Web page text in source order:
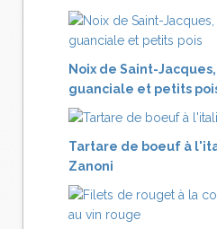
Noix de Saint-
guanciale et petits
Tartare de boeuf à
Zanoni